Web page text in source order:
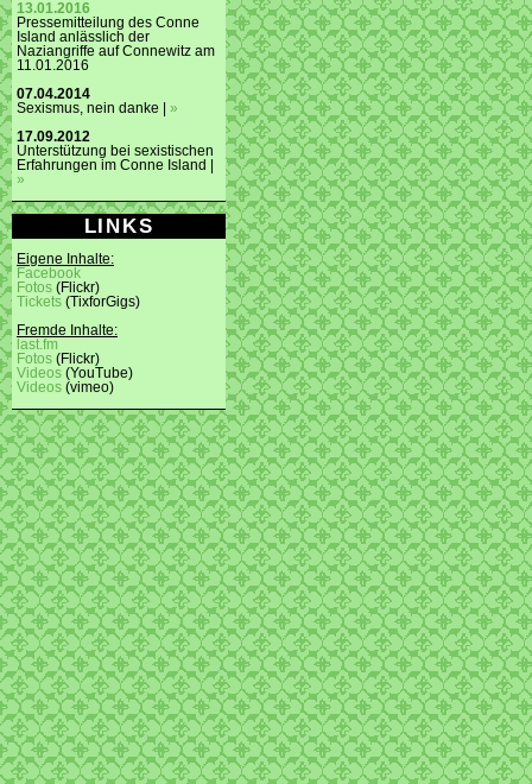
13.01.2016
Pressemitteilung des Conne
Island anlässlich der
Naziangriffe auf Connewitz am
11.01.2016
07.04.2014
Sexismus, nein danke | »
17.09.2012
Unterstützung bei sexistischen
Erfahrungen im Conne Island |
»
LINKS
Eigene Inhalte:
Facebook
Fotos (Flickr)
Tickets (TixforGigs)
Fremde Inhalte:
last.fm
Fotos (Flickr)
Videos (YouTube)
Videos (vimeo)